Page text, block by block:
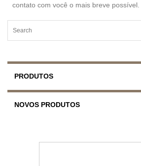
contato com você o mais breve possível.
PRODUTOS
NOVOS PRODUTOS